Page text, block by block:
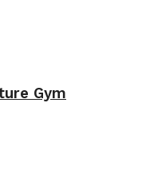
Gym